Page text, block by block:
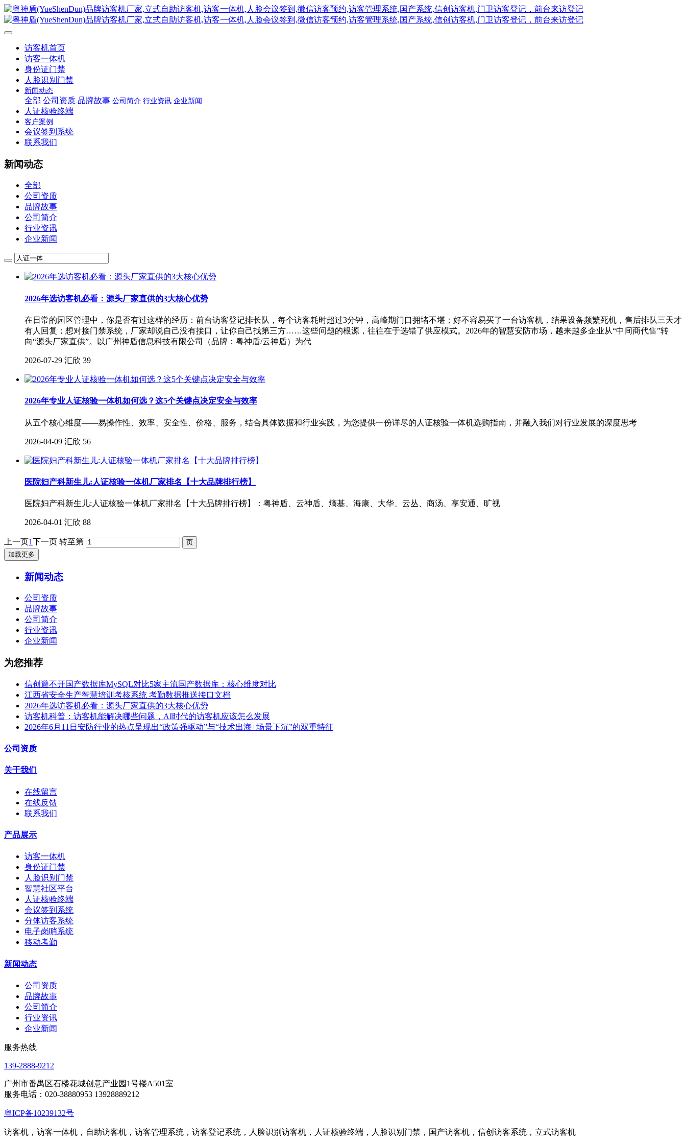
访客机首页
访客一体机
身份证门禁
人脸识别门禁
新闻动态
全部 公司资质 品牌故事 公司简介 行业资讯 企业新闻
人证核验终端
客户案例
会议签到系统
联系我们
新闻动态
全部
公司资质
品牌故事
公司简介
行业资讯
企业新闻
2026年选访客机必看：源头厂家直供的3大核心优势
在日常的园区管理中，你是否有过这样的经历：前台访客登记排长队，每个访客耗时超过3分钟，高峰期门口拥堵不堪；好不容易买了一台访客机，结果设备频繁死机，售后排队三天才
有人回复；想对接门禁系统，厂家却说自己没有接口，让你自己找第三方……这些问题的根源，往往在于选错了供应模式。2026年的智慧安防市场，越来越多企业从“中间商代售”转
向“源头厂家直供”。以广州神盾信息科技有限公司（品牌：粤神盾/云神盾）为代
2026-07-29 汇欣 39
2026年专业人证核验一体机如何选？这5个关键点决定安全与效率
从五个核心维度——易操作性、效率、安全性、价格、服务，结合具体数据和行业实践，为您提供一份详尽的人证核验一体机选购指南，并融入我们对行业发展的深度思考
2026-04-09 汇欣 56
医院妇产科新生儿:人证核验一体机厂家排名【十大品牌排行榜】
医院妇产科新生儿:人证核验一体机厂家排名【十大品牌排行榜】：粤神盾、云神盾、熵基、海康、大华、云丛、商汤、享安通、旷视
2026-04-01 汇欣 88
上一页1下一页 转至第
加载更多
新闻动态
公司资质
品牌故事
公司简介
行业资讯
企业新闻
为您推荐
信创避不开国产数据库MySQL对比5家主流国产数据库：核心维度对比
江西省安全生产智慧培训考核系统 考勤数据推送接口文档
2026年选访客机必看：源头厂家直供的3大核心优势
访客机科普：访客机能解决哪些问题，AI时代的访客机应该怎么发展
2026年6月11日安防行业的热点呈现出“政策强驱动”与“技术出海+场景下沉”的双重特征
公司资质
关于我们
在线留言
在线反馈
联系我们
产品展示
访客一体机
身份证门禁
人脸识别门禁
智慧社区平台
人证核验终端
会议签到系统
分体访客系统
电子岗哨系统
移动考勤
新闻动态
公司资质
品牌故事
公司简介
行业资讯
企业新闻
服务热线
139-2888-9212
广州市番禺区石楼花城创意产业园1号楼A501室
服务电话：020-38880953 13928889212
粤ICP备10239132号
访客机，访客一体机，自助访客机，访客管理系统，访客登记系统，人脸识别访客机，人证核验终端，人脸识别门禁，国产访客机，信创访客系统，立式访客机